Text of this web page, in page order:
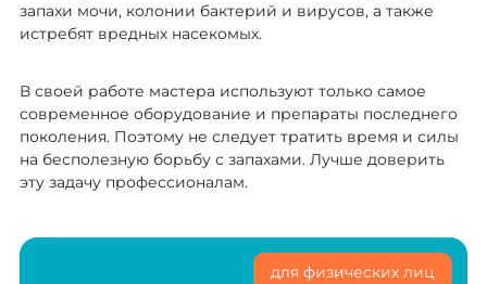
запахи мочи, колонии бактерий и вирусов, а также
истребят вредных насекомых.
В своей работе мастера используют только самое
современное оборудование и препараты последнего
поколения. Поэтому не следует тратить время и силы
на бесполезную борьбу с запахами. Лучше доверить
эту задачу профессионалам.
для физических лиц